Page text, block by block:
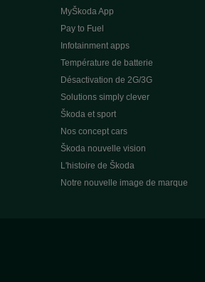
MyŠkoda App
Pay to Fuel
Infotainment apps
Température de batterie
Désactivation de 2G/3G
Solutions simply clever
Škoda et sport
Nos concept cars
Škoda nouvelle vision
L'histoire de Škoda
Notre nouvelle image de marque